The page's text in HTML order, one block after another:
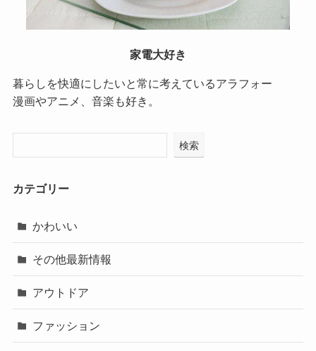
家電大好き
暮らしを快適にしたいと常に考えているアラフォー
漫画やアニメ、音楽も好き。
検索
カテゴリー
かわいい
その他最新情報
アウトドア
ファッション